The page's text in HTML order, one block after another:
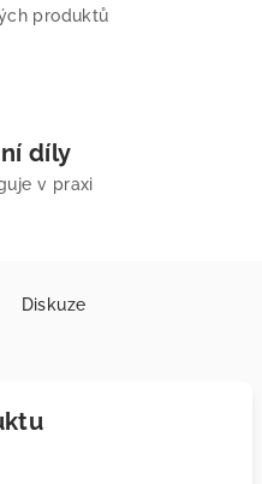
produktů
díly
v praxi
Diskuze